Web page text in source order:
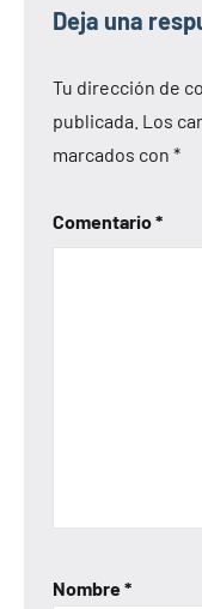
Deja una
Tu dirección de
publicada. Los
marcados con *
Comentario*
Nombre*